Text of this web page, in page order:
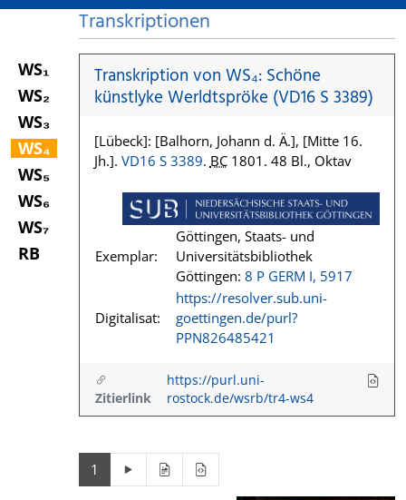
WS₁
WS₂
WS₃
WS₄
WS₅
WS₆
WS₇
RB
Transkriptionen
Transkription von WS₄: Schöne
künstlyke Werldtspröke (VD16 S 3389)
[Lübeck]: [Balhorn, Johann d. Ä.], [Mitte 16.
Jh.]. VD16 S 3389. BC1801. 48 Bl., Oktav
Exemplar:
Göttingen, Staats- und
Universitätsbibliothek
Göttingen: 8 P GERM I, 5917
Digitalisat:
https://resolver.sub.uni-
goettingen.de/purl?
PPN826485421
Zitierlink
https://purl.uni-
rostock.de/wsrb/tr4-ws4
1